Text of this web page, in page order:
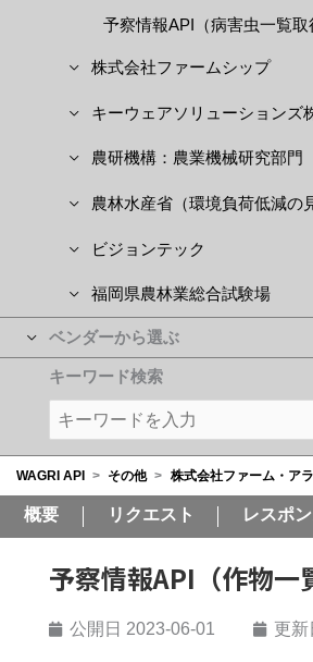
予察情報API（病害虫一覧取
株式会社ファームシップ
キーウェアソリューションズ
農研機構：農業機械研究部門
農林水産省（環境負荷低減の
ビジョンテック
福岡県農林業総合試験場
ベンダーから選ぶ
キーワード検索
WAGRI API > その他 > 株式会社ファーム・ア
概要 リクエスト レスポ
予察情報API（作物一
公開日 2023-06-01 更新